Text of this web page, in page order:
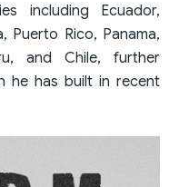
including Ecuador,
Puerto Rico, Panama,
and Chile, further
he has built in recent